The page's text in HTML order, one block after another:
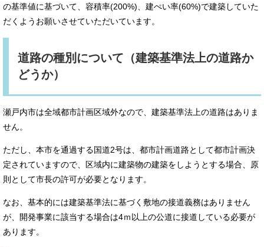
の基準値に基づいて、容積率(200%)、建ぺい率(60%)で建築していた
だくようお願いさせていただいています。
道路の種別について（建築基準法上の道路か
どうか）
瀬戸内市は全域都市計画区域外なので、建築基準法上の道路はありま
せん。
ただし、本市を通過する国道2号は、都市計画道路として都市計画決
定されていますので、区域内に建築物の建築をしようとする場合、原
則として市長の許可が必要となります。
なお、基本的には建築基準法に基づく敷地の接道義務はありません
が、開発事業に該当する場合は4ｍ以上の公道に接道している必要が
あります。